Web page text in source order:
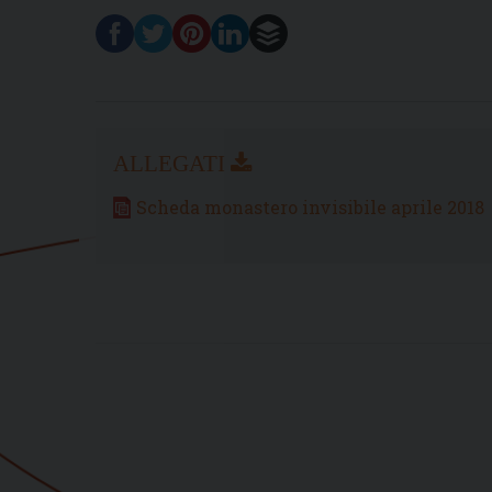
Scheda monastero invisibile aprile 2018